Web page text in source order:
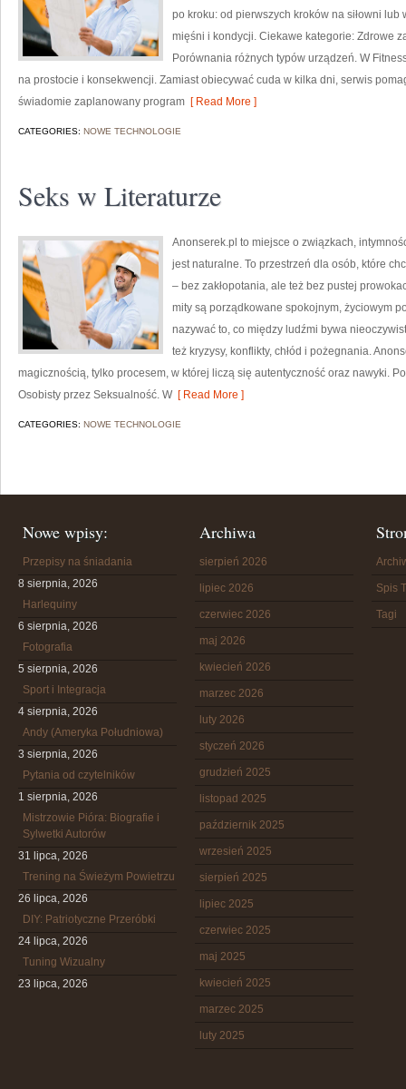
po kroku: od pierwszych kroków na siłowni
mięśni i kondycji. Ciekawe kategorie: Zdrowe
Porównania różnych typów urządzeń. W
na prostocie i konsekwencji. Zamiast obiecywać cuda w kilka dni, serwis
świadomie zaplanowany program [ Read More ]
CATEGORIES: NOWE TECHNOLOGIE
Seks w Literaturze
Anonserek.pl to miejsce o związkach,
jest naturalne. To przestrzeń dla osób, które
– bez zakłopotania, ale też bez pustej
mity są porządkowane spokojnym, życiowym
nazywać to, co między ludźmi bywa
też kryzysy, konflikty, chłód i pożegnania.
magicznością, tylko procesem, w której liczą się autentyczność oraz nawyki.
Osobisty przez Seksualność. W [ Read More ]
CATEGORIES: NOWE TECHNOLOGIE
Nowe wpisy:
Przepisy na śniadania
8 sierpnia, 2026
Harlequiny
6 sierpnia, 2026
Fotografia
5 sierpnia, 2026
Sport i Integracja
4 sierpnia, 2026
Andy (Ameryka Południowa)
3 sierpnia, 2026
Pytania od czytelników
1 sierpnia, 2026
Mistrzowie Pióra: Biografie i
Sylwetki Autorów
31 lipca, 2026
Trening na Świeżym Powietrzu
26 lipca, 2026
DIY: Patriotyczne Przeróbki
24 lipca, 2026
Tuning Wizualny
23 lipca, 2026
Archiwa
sierpień 2026
lipiec 2026
czerwiec 2026
maj 2026
kwiecień 2026
marzec 2026
luty 2026
styczeń 2026
grudzień 2025
listopad 2025
październik 2025
wrzesień 2025
sierpień 2025
lipiec 2025
czerwiec 2025
maj 2025
kwiecień 2025
marzec 2025
luty 2025
Spis
Tagi